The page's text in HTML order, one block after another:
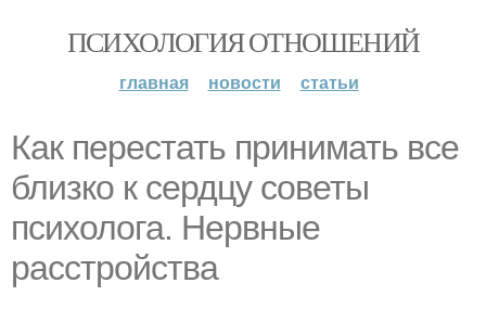
ПСИХОЛОГИЯ ОТНОШЕНИЙ
главная новости статьи
Как перестать принимать все
близко к сердцу советы
психолога. Нервные
расстройства